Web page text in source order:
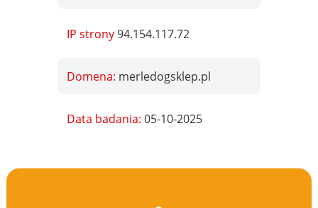
IP strony94.154.117.72
Domena: merledogsklep.pl
Data badania:05-10-2025